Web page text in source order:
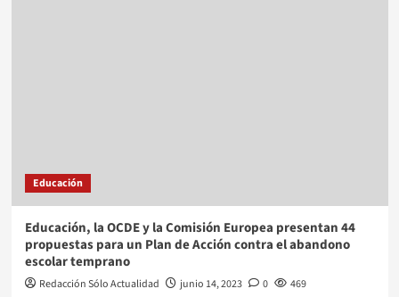
Educación
Educación, la OCDE y la Comisión Europea presentan 44
propuestas para un Plan de Acción contra el abandono
escolar temprano
Redacción Sólo Actualidad junio 14, 2023 0
469